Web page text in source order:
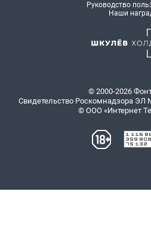
Руководство
Наши
© 2000-2026
Свидетельство Роскомнадзора ЭЛ
© ООО «Интернет